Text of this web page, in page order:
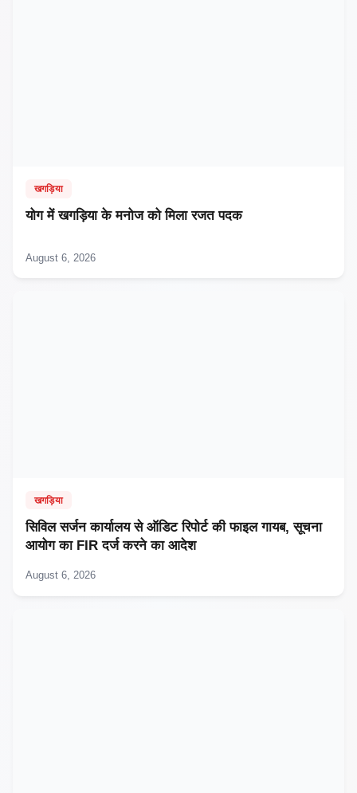
खगड़िया
​योग में खगड़िया के मनोज को मिला रजत पदक
August 6, 2026
खगड़िया
सिविल सर्जन कार्यालय से ऑडिट रिपोर्ट की फाइल गायब, सूचना
आयोग का FIR दर्ज करने का आदेश
August 6, 2026